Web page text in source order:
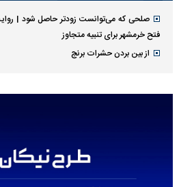
صلحی که می‌توانست زودتر حاصل شود |
فتح خرمشهر برای تنبیه متجاوز
از بین بردن حشرات برنج